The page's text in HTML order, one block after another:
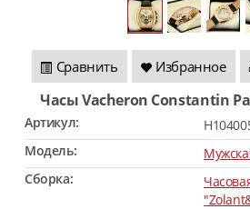
Сравнить Избранное
Часы Vacheron Constantin
Артикул:
Модель:
Сборка: